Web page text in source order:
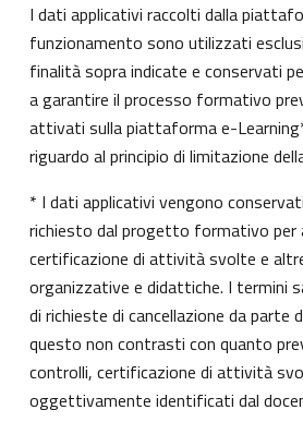
I dati applicativi raccolti dalla
funzionamento sono utilizzati
finalità sopra indicate e conservati
a garantire il processo formativo
attivati sulla piattaforma e-
riguardo al principio di limitazione
* I dati applicativi vengono
richiesto dal progetto formativo
certificazione di attività svolte e
organizzative e didattiche. I termini
di richieste di cancellazione da parte
questo non contrasti con quanto
controlli, certificazione di attività
oggettivamente identificati dal